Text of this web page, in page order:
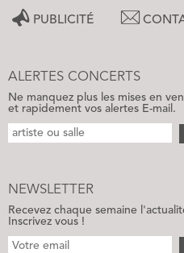
PUBLICITÉ
ALERTES CONCERTS
Ne manquez plus les mises en
et rapidement vos alertes E-mail.
NEWSLETTER
Recevez chaque semaine
Inscrivez vous !